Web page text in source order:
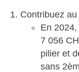
Contribuez
En
7 056
pilier et
sans